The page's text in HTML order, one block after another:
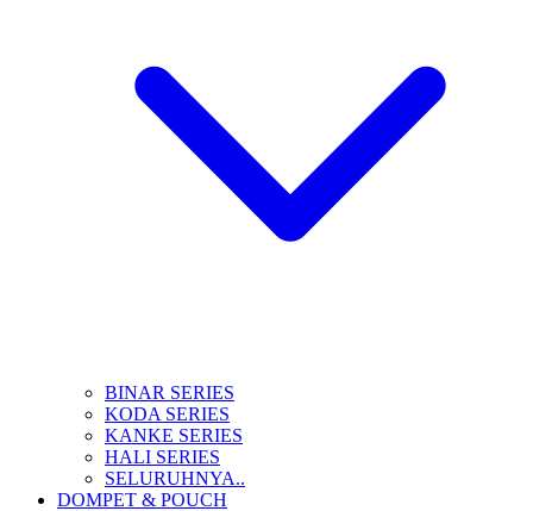
BINAR SERIES
KODA SERIES
KANKE SERIES
HALI SERIES
SELURUHNYA..
DOMPET & POUCH